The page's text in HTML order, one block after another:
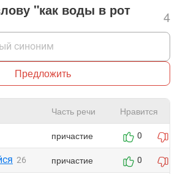
"как воды в рот
4
Предложить
Часть речи Нравится
причастие 0
26 причастие 0